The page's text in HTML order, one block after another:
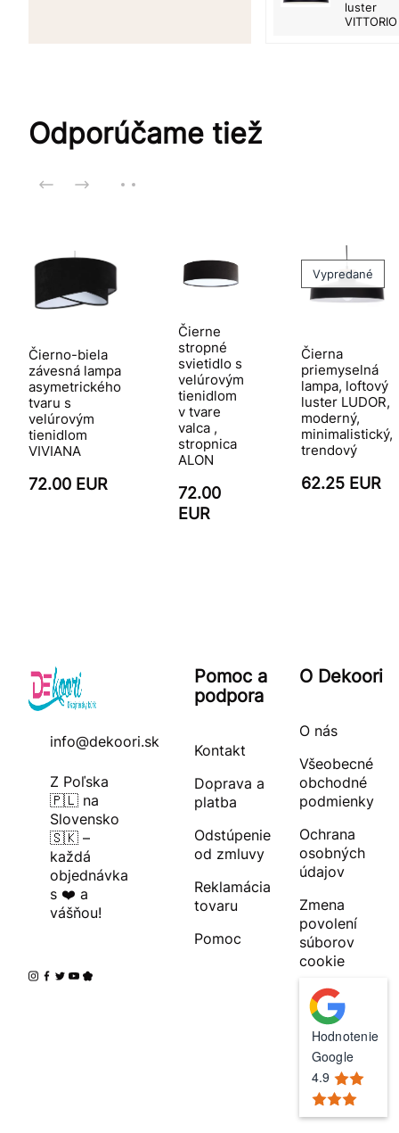
luster
VITTORIO
Odporúčame tiež
Čierno-biela
závesná lampa
asymetrického
tvaru s
velúrovým
tienidlom
VIVIANA
72.00 EUR
Čierne
stropné
svietidlo s
velúrovým
tienidlom
v tvare
valca ,
stropnica
ALON
72.00
EUR
Vypredané
Čierna
priemyselná
lampa, loftový
luster LUDOR,
moderný,
minimalistický,
trendový
62.25 EUR
info@dekoori.sk
Z Poľska
🇵🇱 na
Slovensko
🇸🇰 –
každá
objednávka
s ❤️ a
vášňou!
Pomoc a
podpora
Kontakt
Doprava a
platba
Odstúpenie
od zmluvy
Reklamácia
tovaru
Pomoc
O Dekoori
O nás
Všeobecné
obchodné
podmienky
Ochrana
osobných
údajov
Zmena
povolení
súborov
cookie
Hodnotenie
Google
4.9